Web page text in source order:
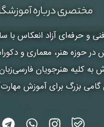
مختصری درباره
و حرفه‌ای آزاد انعکاس
حوزه هنر، معماری و
کلیه هنرجویان
بزرگ برای آموزش